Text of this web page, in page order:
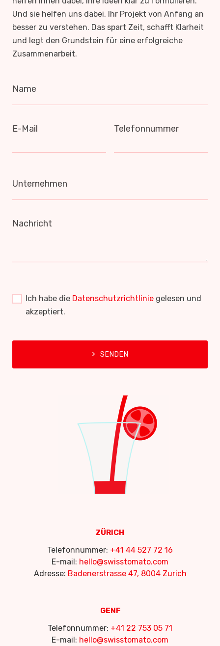
Und sie helfen uns dabei, Ihr Projekt von Anfang an
besser zu verstehen. Das spart Zeit, schafft Klarheit
und legt den Grundstein für eine erfolgreiche
Zusammenarbeit.
Name
E-Mail Telefonnummer
Unternehmen
Nachricht
Ich habe die Datenschutzrichtlinie gelesen und
akzeptiert.
SENDEN
ZÜRICH
Telefonnummer: +41 44 527 72 16
E-mail: hello@swisstomato.com
Adresse: Badenerstrasse 47, 8004 Zurich
GENF
Telefonnummer: +41 22 753 05 71
E-mail: hello@swisstomato.com